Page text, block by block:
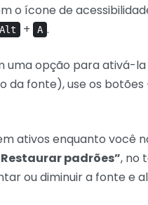
o ícone de
Alt + A .
uma opção para ativá-
da fonte), use os botões
ativos enquanto você
padrões”, no
ou diminuir a fonte e